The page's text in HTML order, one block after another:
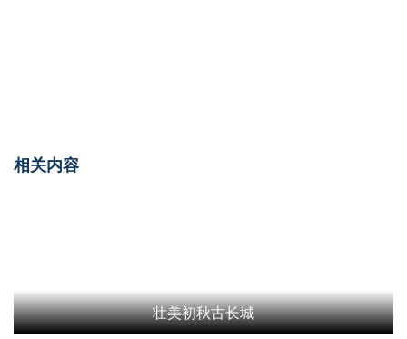
相关内容
壮美初秋古长城